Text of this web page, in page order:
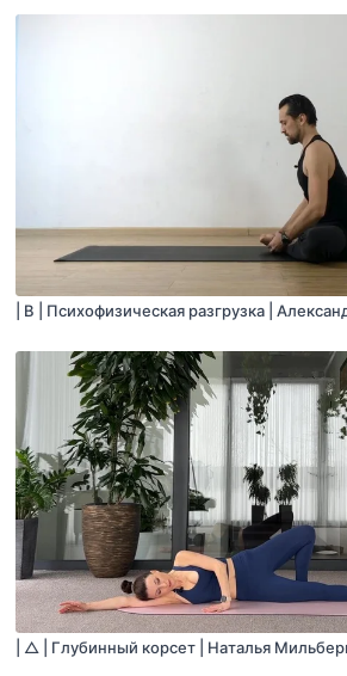
| B | Психофизическая разгрузка |
| △ | Глубинный корсет | Наталья